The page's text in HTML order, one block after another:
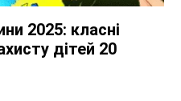
2025: класні
дітей 20